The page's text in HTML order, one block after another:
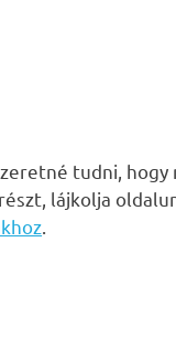
tudni, hogy
lájkolja